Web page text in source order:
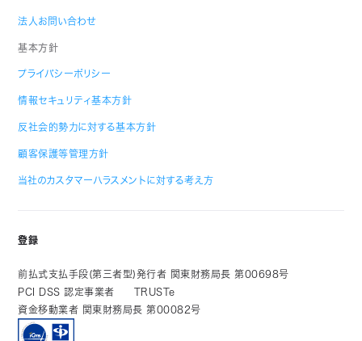
法人お問い合わせ
基本方針
プライバシーポリシー
情報セキュリティ基本方針
反社会的勢力に対する基本方針
顧客保護等管理方針
当社のカスタマーハラスメントに対する考え方
登録
前払式支払手段(第三者型)発行者 関東財務局長 第00698号
PCI DSS 認定事業者
TRUSTe
資金移動業者 関東財務局長 第00082号